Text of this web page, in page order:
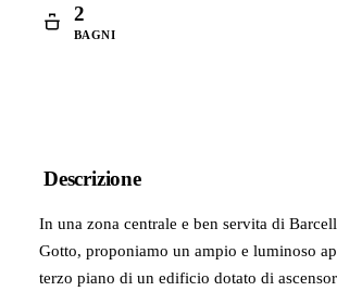
2
BAGNI
Descrizione
In una zona centrale e ben servita di
Gotto, proponiamo un ampio e luminoso
terzo piano di un edificio dotato di